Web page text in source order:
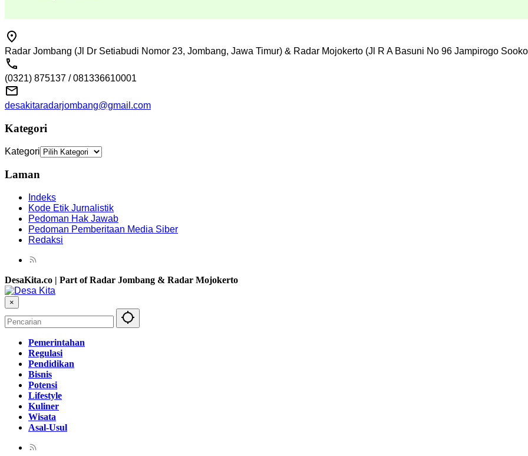
Radar Jombang (Jl Dr Setiabudi Nomor 23, Jombang, Jawa Timur) & Radar Mojokerto (Jl R A Basuni No 96 Jampirogo
(0321) 875137 / 081336610001
desakitaradarjombang@gmail.com
Kategori
Kategori
Laman
Indeks
Kode Etik Jurnalistik
Pedoman Hak Jawab
Pedoman Pemberitaan Media Siber
Redaksi
DesaKita.co | Part of Radar Jombang & Radar Mojokerto
×
Pemerintahan
Regulasi
Pendidikan
Bisnis
Potensi
Lifestyle
Kuliner
Wisata
Asal-Usul